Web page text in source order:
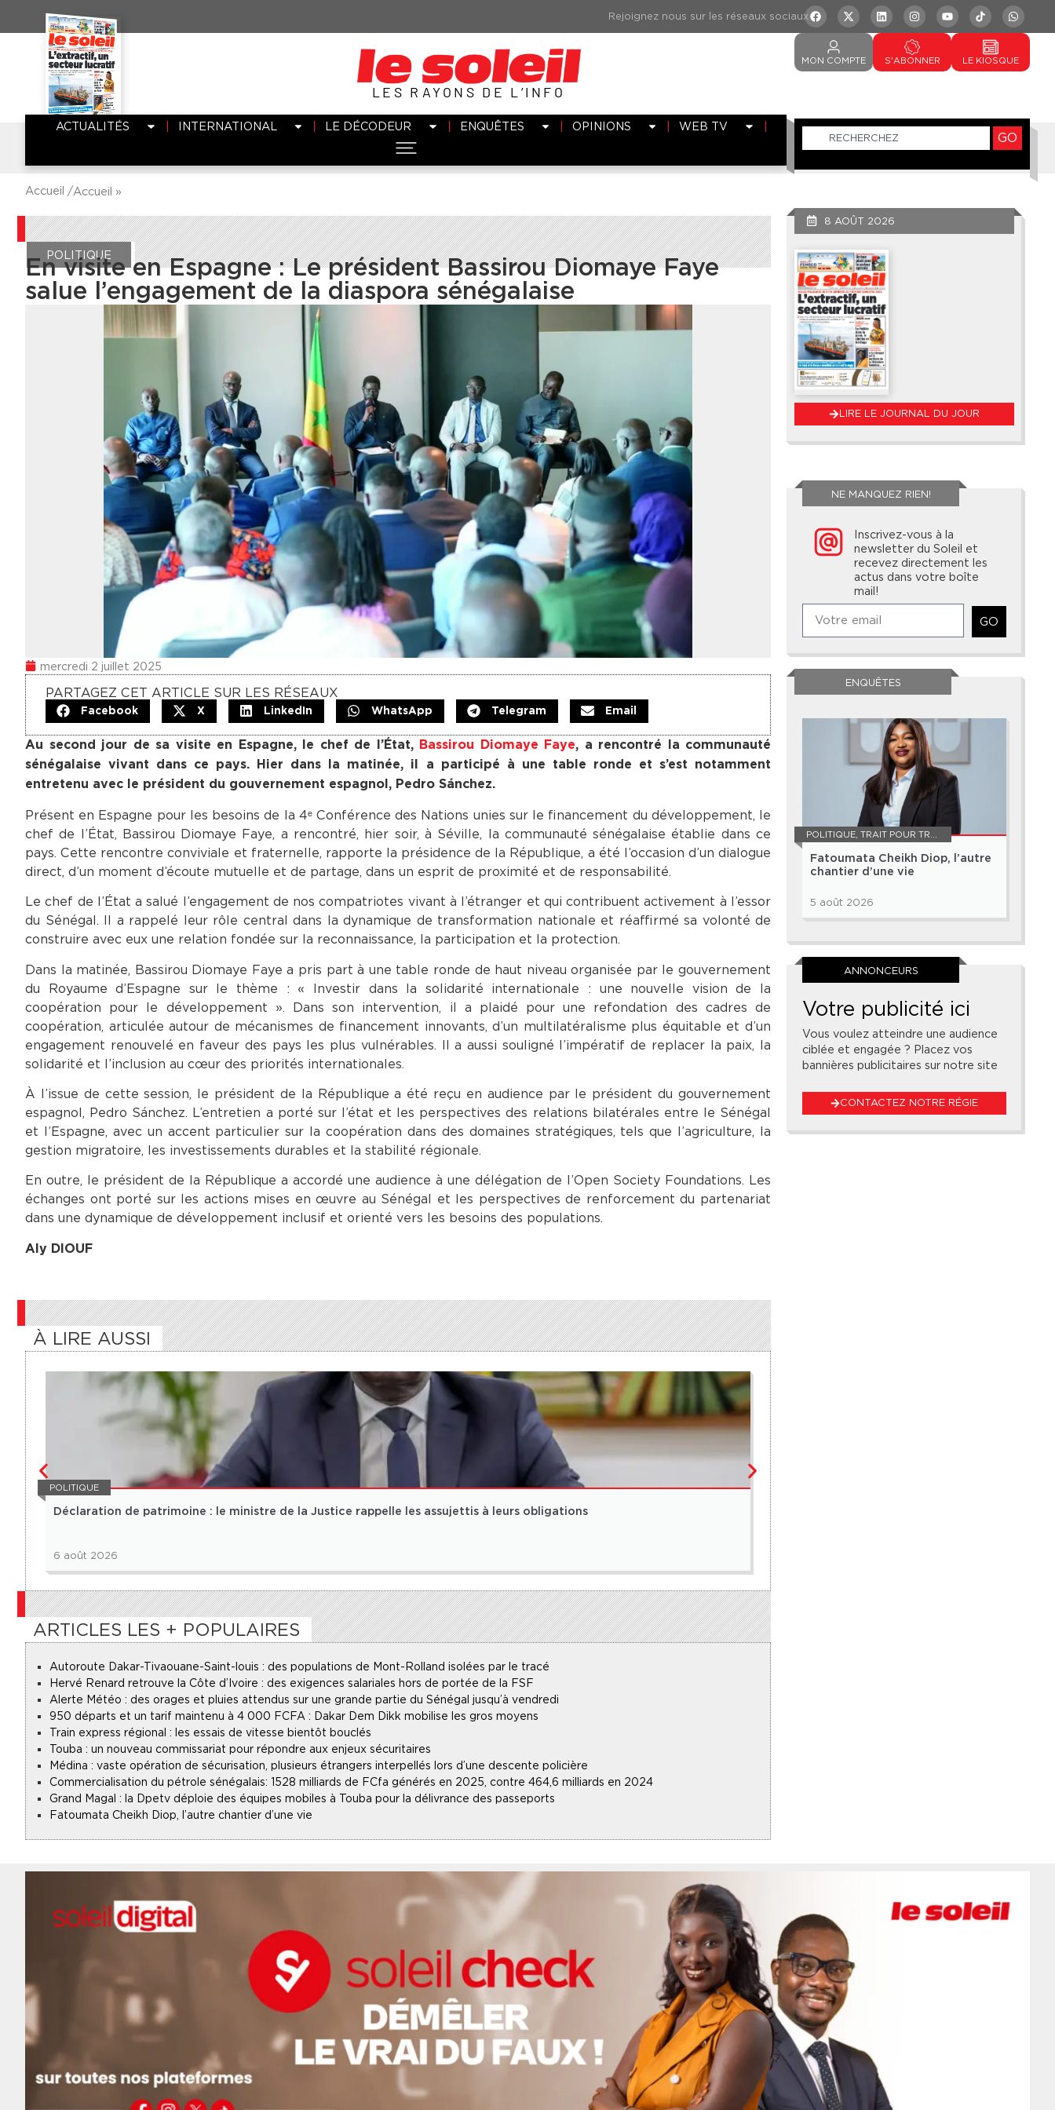
LES RAYONS DE L’INFO
MON COMPTE S'ABONNER LE KIOSQUE
ACTUALITÉS INTERNATIONAL LE DÉCODEUR ENQUÊTES OPINIONS WEB TV
GO
Accueil /Accueil »
POLITIQUE
En visite en Espagne : Le président Bassirou Diomaye Faye
salue l’engagement de la diaspora sénégalaise
mercredi 2 juillet 2025
PARTAGEZ CET ARTICLE SUR LES RÉSEAUX
Facebook X LinkedIn WhatsApp Telegram Email
Au second jour de sa visite en Espagne, le chef de l’État, Bassirou Diomaye Faye, a rencontré la communauté
sénégalaise vivant dans ce pays. Hier dans la matinée, il a participé à une table ronde et s’est notamment
entretenu avec le président du gouvernement espagnol, Pedro Sánchez.
Présent en Espagne pour les besoins de la 4ᵉ Conférence des Nations unies sur le financement du développement, le
chef de l’État, Bassirou Diomaye Faye, a rencontré, hier soir, à Séville, la communauté sénégalaise établie dans ce
pays. Cette rencontre conviviale et fraternelle, rapporte la présidence de la République, a été l’occasion d’un dialogue
direct, d’un moment d’écoute mutuelle et de partage, dans un esprit de proximité et de responsabilité.
Le chef de l’État a salué l’engagement de nos compatriotes vivant à l’étranger et qui contribuent activement à l’essor
du Sénégal. Il a rappelé leur rôle central dans la dynamique de transformation nationale et réaffirmé sa volonté de
construire avec eux une relation fondée sur la reconnaissance, la participation et la protection.
Dans la matinée, Bassirou Diomaye Faye a pris part à une table ronde de haut niveau organisée par le gouvernement
du Royaume d’Espagne sur le thème : « Investir dans la solidarité internationale : une nouvelle vision de la
coopération pour le développement ». Dans son intervention, il a plaidé pour une refondation des cadres de
coopération, articulée autour de mécanismes de financement innovants, d’un multilatéralisme plus équitable et d’un
engagement renouvelé en faveur des pays les plus vulnérables. Il a aussi souligné l’impératif de replacer la paix, la
solidarité et l’inclusion au cœur des priorités internationales.
À l’issue de cette session, le président de la République a été reçu en audience par le président du gouvernement
espagnol, Pedro Sánchez. L’entretien a porté sur l’état et les perspectives des relations bilatérales entre le Sénégal
et l’Espagne, avec un accent particulier sur la coopération dans des domaines stratégiques, tels que l’agriculture, la
gestion migratoire, les investissements durables et la stabilité régionale.
En outre, le président de la République a accordé une audience à une délégation de l’Open Society Foundations. Les
échanges ont porté sur les actions mises en œuvre au Sénégal et les perspectives de renforcement du partenariat
dans une dynamique de développement inclusif et orienté vers les besoins des populations.
Aly DIOUF
À LIRE AUSSI
POLITIQUE
Déclaration de patrimoine : le ministre de la Justice rappelle les assujettis à leurs obligations
6 août 2026
POLITIQUE
ARTICLES LES + POPULAIRES
Autoroute Dakar-Tivaouane-Saint-louis : des populations de Mont-Rolland isolées par le tracé
Hervé Renard retrouve la Côte d’Ivoire : des exigences salariales hors de portée de la FSF
Alerte Météo : des orages et pluies attendus sur une grande partie du Sénégal jusqu’à vendredi
950 départs et un tarif maintenu à 4 000 FCFA : Dakar Dem Dikk mobilise les gros moyens
Train express régional : les essais de vitesse bientôt bouclés
Touba : un nouveau commissariat pour répondre aux enjeux sécuritaires
Médina : vaste opération de sécurisation, plusieurs étrangers interpellés lors d’une descente policière
Commercialisation du pétrole sénégalais : 1528 milliards de FCfa générés en 2025, contre 464,6 milliards en 2024
Grand Magal : la Dpetv déploie des équipes mobiles à Touba pour la délivrance des passeports
Fatoumata Cheikh Diop, l’autre chantier d’une vie
8 AOÛT 2026
LIRE LE JOURNAL DU JOUR
NE MANQUEZ RIEN!
Inscrivez-vous à la
newsletter du Soleil et
recevez directement les
actus dans votre boîte
mail!
GO
ENQUÊTES
POLITIQUE, TRAIT POUR TRAIT
Fatoumata Cheikh Diop, l’autre
chantier d’une vie
5 août 2026
ANNONCEURS
Votre publicité ici
Vous voulez atteindre une audience
ciblée et engagée ? Placez vos
bannières publicitaires sur notre site
CONTACTEZ NOTRE RÉGIE